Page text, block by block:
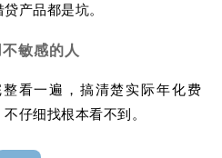
产品都是坑。
敏感的人
看一遍，搞清楚实际年化费
仔细找根本看不到。